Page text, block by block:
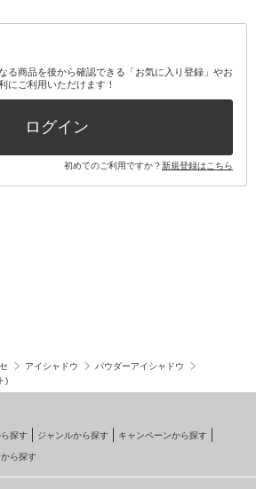
る商品を後から確認できる「お気に入り登録」やお
にご利用いただけます！
ログイン
初めてのご利用ですか？新規登録はこちら
アイシャドウ
パウダーアイシャドウ
)
探す ジャンルから探す キャンペーンから探す
ら探す